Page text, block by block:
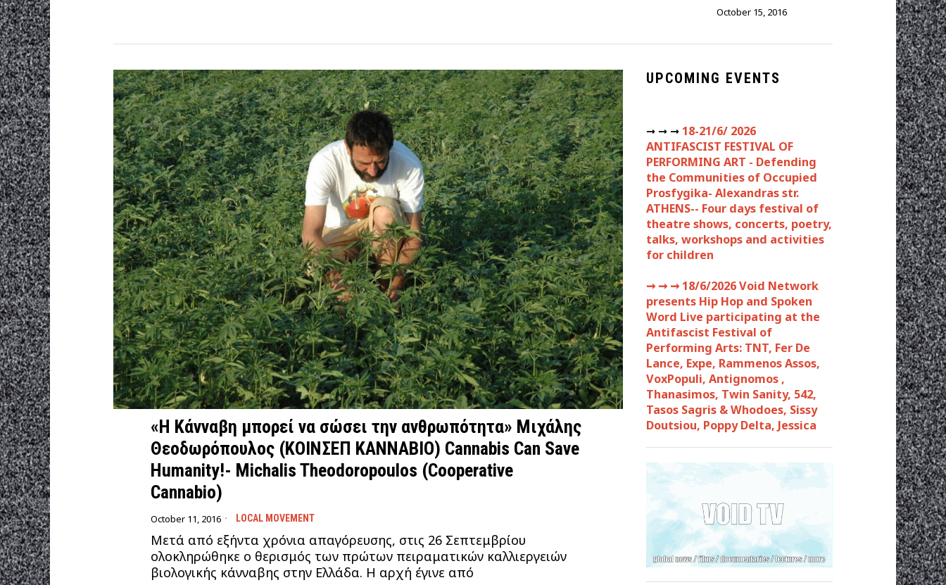
October 15, 2016
«Η Κάνναβη μπορεί να σώσει την ανθρωπότητα» Μιχάλης
Θεοδωρόπουλος (ΚΟΙΝΣΕΠ ΚΑΝΝΑΒΙΟ) Cannabis Can Save
Humanity!- Michalis Theodoropoulos (Cooperative
Cannabio)
October 11, 2016 LOCAL MOVEMENT
Μετά από εξήντα χρόνια απαγόρευσης, στις 26 Σεπτεμβρίου
ολοκληρώθηκε ο θερισμός των πρώτων πειραματικών καλλιεργειών
βιολογικής κάνναβης στην Ελλάδα. Η αρχή έγινε από
UPCOMING EVENTS
➞ ➞ ➞ 18-21/6/ 2026
ANTIFASCIST FESTIVAL OF
PERFORMING ART - Defending
the Communities of Occupied
Prosfygika- Alexandras str.
ATHENS-- Four days festival of
theatre shows, concerts, poetry,
talks, workshops and activities
for children
➞ ➞ ➞18/6/2026 Void Network
presents Hip Hop and Spoken
Word Live participating at the
Antifascist Festival of
Performing Arts: TNT, Fer De
Lance, Expe, Rammenos Assos,
VoxPopuli, Antignomos ,
Thanasimos, Twin Sanity, 542,
Tasos Sagris & Whodoes, Sissy
Doutsiou, Poppy Delta, Jessica